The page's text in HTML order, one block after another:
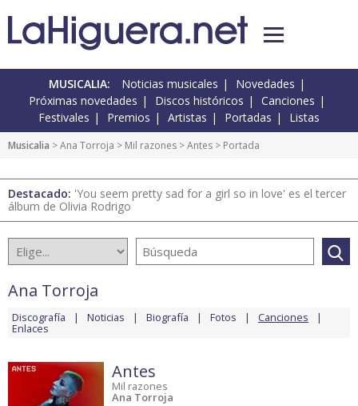
MUSICALIA: Noticias musicales
Novedades
Próximas novedades
Discos históricos
Canciones
Festivales
Premios Artistas Portadas Listas
Musicalia >Ana Torroja > Mil razones >Antes > Portada
Destacado: 'You seem pretty sad for a girl so in love' es el tercer
álbum de Olivia Rodrigo
Ana Torroja
Discografía Noticias Biografía Fotos Canciones
Enlaces
Antes
Mil razones
Ana Torroja